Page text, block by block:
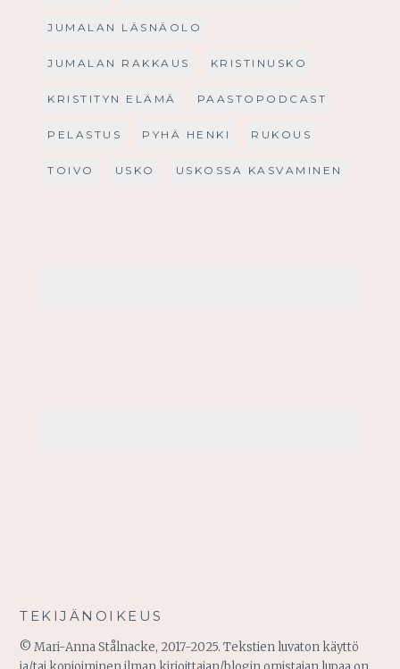
JUMALAN LÄSNÄOLO
JUMALAN RAKKAUS KRISTINUSKO
KRISTITYN ELÄMÄ PAASTOPODCAST
PELASTUS PYHÄ HENKI RUKOUS
TOIVO USKO USKOSSA KASVAMINEN
TEKIJÄNOIKEUS
© Mari-Anna Stålnacke, 2017-2025. Tekstien luvaton käyttö